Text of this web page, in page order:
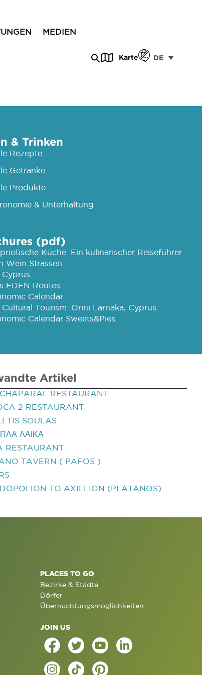
MEDIEN
Karte DE
& Trinken
Rezepte
Getränke
Produkte
& Unterhaltung
(pdf)
Küche: Ein kulinarischer Reiseführer
Wein Strassen
Cyprus
EDEN Routes
Calendar
Cultural Tourism: Orini Larnaka, Cyprus
Calendar Sweets&Pies
Artikel
RESTAURANT
2 RESTAURANT
TIS SOULAS
ΛΑΙΚΑ
RESTAURANT
TAVERN ( PAFOS )
TO AXILLION (PLATANOS)
PLACES TO GO
Bezirke & Städte
Dörfer
Übernachtungsmöglichkeiten
JOIN US